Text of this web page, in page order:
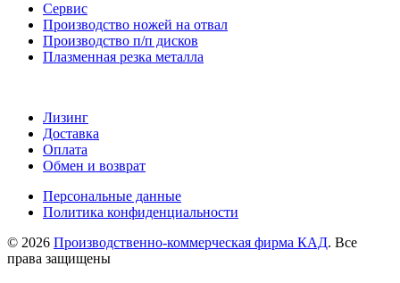
Сервис
Производство ножей на отвал
Производство п/п дисков
Плазменная резка металла
Лизинг
Доставка
Оплата
Обмен и возврат
Персональные данные
Политика конфиденциальности
© 2026 Производственно-коммерческая фирма КАД. Все
права защищены